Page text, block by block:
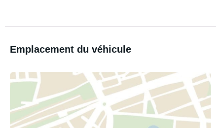
Emplacement du véhicule